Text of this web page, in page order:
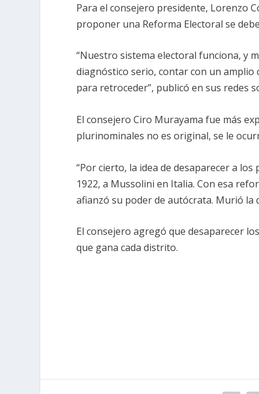
Para el consejero presidente, Lorenzo
proponer una Reforma Electoral se
“Nuestro sistema electoral funciona, y
diagnóstico serio, contar con un
para retroceder”, publicó en sus redes
El consejero Ciro Murayama fue más
plurinominales no es original, se le
“Por cierto, la idea de desaparecer a
1922, a Mussolini en Italia. Con esa
afianzó su poder de autócrata. Murió la
El consejero agregó que desaparecer
que gana cada distrito.